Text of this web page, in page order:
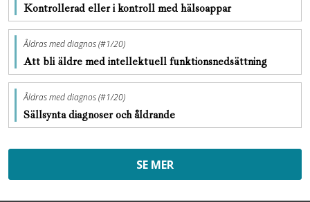
Kontrollerad eller i kontroll med hälsoappar
Åldras med diagnos (#1/20)
Att bli äldre med intellektuell funktionsnedsättning
Åldras med diagnos (#1/20)
Sällsynta diagnoser och åldrande
SE MER